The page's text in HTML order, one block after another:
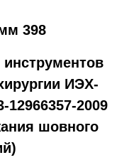
398
ИЭХ-
2009
шовного